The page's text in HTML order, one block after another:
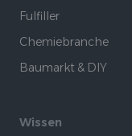
Fulfiller
Chemiebranche
Baumarkt & DIY
Wissen